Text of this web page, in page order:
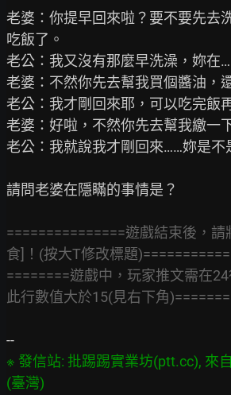
老婆：你提早回來啦？要不要先去
吃飯了。
老公：我又沒有那麼早洗澡，妳在…
老婆：不然你先去幫我買個醬油，
老公：我才剛回來耶，可以吃完飯
老婆：好啦，不然你先去幫我繳一
老公：我就說我才剛回來……妳是不
請問老婆在隱瞞的事情是？
===============遊戲結束後，
食]！(按大T修改標題
========遊戲中，玩家推文需在
此行數值大於15(見右下角
※ 發信站: 批踢踢實業坊(ptt.cc), 來
(臺灣)